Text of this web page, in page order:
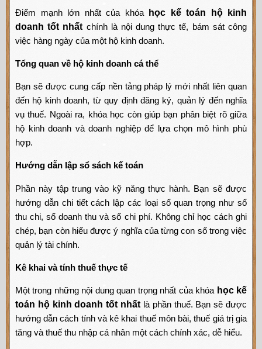
Điểm mạnh lớn nhất của khóa
học kế toán hộ kinh
doanh tốt nhất chính là nội dung thực tế, bám sát công
việc hàng ngày của một hộ kinh doanh.
Tổng quan về hộ kinh doanh cá thể
Bạn sẽ được cung cấp nền tảng pháp lý mới nhất liên quan
đến hộ kinh doanh, từ quy định đăng ký, quản lý đến nghĩa
vụ thuế. Ngoài ra, khóa học còn giúp bạn phân biệt rõ giữa
hộ kinh doanh và doanh nghiệp để lựa chọn mô hình phù
hợp.
Hướng dẫn lập sổ sách kế toán
Phần này tập trung vào kỹ năng thực hành. Bạn sẽ được
hướng dẫn chi tiết cách lập các loại sổ quan trọng như sổ
thu chi, sổ doanh thu và sổ chi phí. Không chỉ học cách ghi
chép, bạn còn hiểu được ý nghĩa của từng con số trong việc
quản lý tài chính.
Kê khai và tính thuế thực tế
Một trong những nội dung quan trọng nhất của khóa học kế
toán hộ kinh doanh tốt nhất là phần thuế. Bạn sẽ được
hướng dẫn cách tính và kê khai thuế môn bài, thuế giá trị gia
tăng và thuế thu nhập cá nhân một cách chính xác, dễ hiểu.